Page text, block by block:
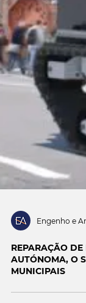
Engenho e
AUTÓNOMA, O